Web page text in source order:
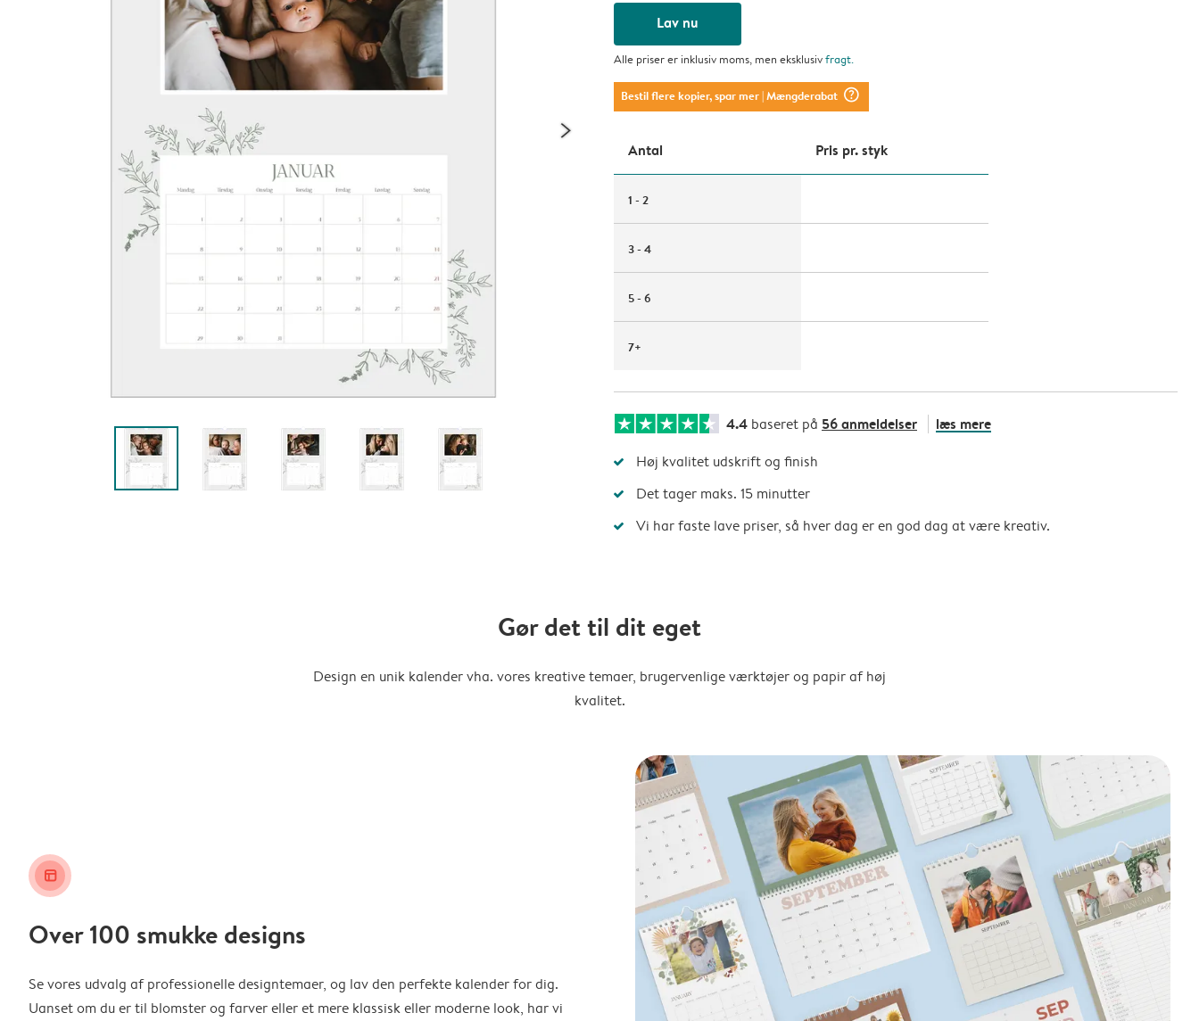
Lav nu
Alle priser er inklusiv moms, men eksklusivfragt.
Bestil flere kopier, spar mer| Mængderabat question_mark_circle
Antal Pris pr. styk
1 - 2
3 - 4
5 - 6
7+
4.4 baseret på 56 anmeldelser læs mere
Høj kvalitet udskrift og finish
Det tager maks. 15 minutter
Vi har faste lave priser, så hver dag er en god dag at være kreativ.
Gør det til dit eget
Design en unik kalender vha. vores kreative temaer, brugervenlige værktøjer og papir af høj
kvalitet.
layout_alt
Over 100 smukke designs
Se vores udvalg af professionelle designtemaer, og lav den perfekte kalender for dig.
Uanset om du er til blomster og farver eller et mere klassisk eller moderne look, har vi